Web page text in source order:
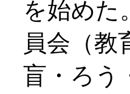
を始めた
員会（教
盲・ろう